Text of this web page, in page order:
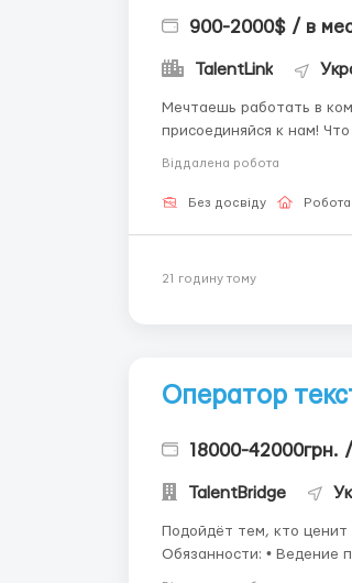
900-2000$ / в
TalentLink
Мечтаешь работать в
присоединяйся к нам! Что мы предлагаем? • Удалённый формат работы • Доход в валюте • Аванс
Віддалена робота
Без досвіду
21 годину тому
Оператор
18000-42000грн.
TalentBridge
Подойдёт тем, кто ценит
Обязанности: • Ведение переписки с клиентами на платформе; • Консультирование по готовым